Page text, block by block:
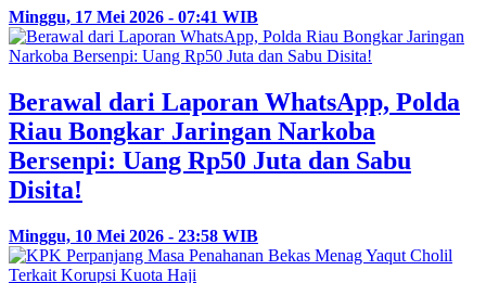
Minggu, 17 Mei 2026 - 07:41 WIB
Berawal dari Laporan WhatsApp, Polda
Riau Bongkar Jaringan Narkoba
Bersenpi: Uang Rp50 Juta dan Sabu
Disita!
Minggu, 10 Mei 2026 - 23:58 WIB